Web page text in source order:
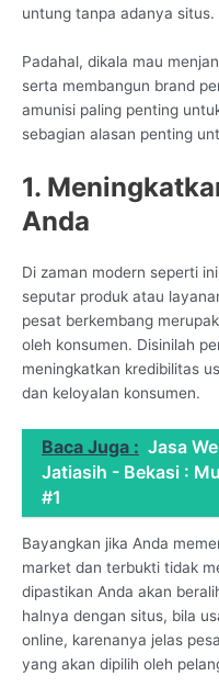
untung tanpa adanya situs.
Padahal, dikala mau
serta membangun brand
amunisi paling penting
sebagian alasan penting
1.
Anda
Di zaman modern seperti
seputar produk atau
pesat berkembang
oleh konsumen. Disinilah
meningkatkan kredibilitas
dan keloyalan konsumen.
Baca Juga : Jasa
Jatiasih - Bekasi :
#1
Bayangkan jika Anda
market dan terbukti tidak
dipastikan Anda akan
halnya dengan situs, bila
online, karenanya jelas
yang akan dipilih oleh